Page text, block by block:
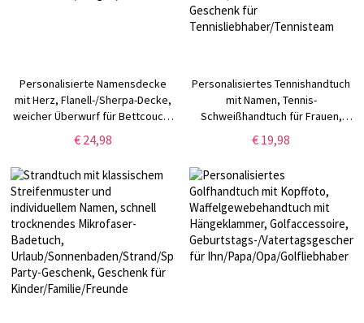
Personalisierte Namensdecke
mit Herz, Flanell-/Sherpa-Decke,
weicher Überwurf für Bettcouch,
Kindertags-/Geburtstags-/Weihnachtsgeschenk
für Mädchen/Jungen/Kinder
€ 24,98
Personalisiertes Tennishandtuch
mit Namen, Tennis-
Schweißhandtuch für Frauen,
Tennisausrüstungszubehör für
Männer, Fitnessstudio-Geschenk
für Tennisliebhaber/Tennisteam
€ 19,98